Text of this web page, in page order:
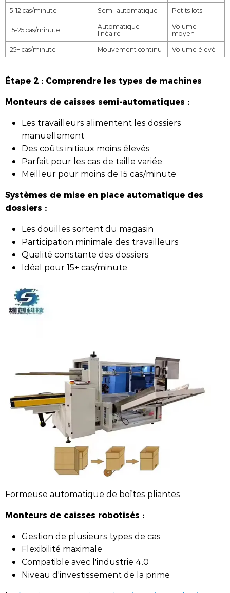
5-12 cas/minute Semi-automatique Petits lots
15-25 cas/minute
Automatique
linéaire
Volume
moyen
25+ cas/minute
Mouvement continu Volume élevé
Étape 2 : Comprendre les types de machines
Monteurs de caisses semi-automatiques :
Les travailleurs alimentent les dossiers
manuellement
Des coûts initiaux moins élevés
Parfait pour les cas de taille variée
Meilleur pour moins de 15 cas/minute
Systèmes de mise en place automatique des
dossiers :
Les douilles sortent du magasin
Participation minimale des travailleurs
Qualité constante des dossiers
Idéal pour 15+ cas/minute
Formeuse automatique de boîtes pliantes
Monteurs de caisses robotisés :
Gestion de plusieurs types de cas
Flexibilité maximale
Compatible avec l'industrie 4.0
Niveau d'investissement de la prime